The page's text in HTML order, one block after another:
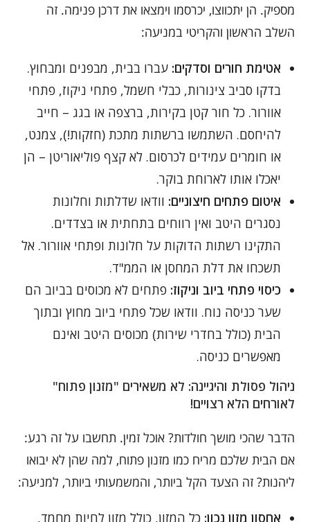
מספיק. הן יתכווצו, יכרסמו וימצאו את דרכן פנימה. זה
השלב הראשון והקריטי במניעה:
אטימת חורים וסדקים: עברו בבית, מבפנים ומבחוץ.
בדקו סביב צינורות, כבלי חשמל, פתחי ניקוז, פתחי
אוורור. כל חור קטן בקירות, ברצפה או בגג – חייב
להיחסם. השתמשו ברשתות מתכת (חזקות!), צמנט,
או חומרים עמידים לכרסום. לא קצף פוליאוריטן – הן
יאכלו אותו לארוחת בוקר.
איטום פתחים חיצוניים: וודאו שדלתות וחלונות
נסגרים היטב ואין רווחים בתחתית או בצדדים.
התקינו רשתות הדוקות על חלונות ופתחי אוורור. אל
תשכחו את דלת המחסן או הממ"ד.
כיסוי פתחי ביוב וניקוז: פתחים לא מכוסים בביוב הם
שער כניסה נוח. וודאו שכל פתחי ביוב מחוץ ובתוך
הבית (כולל בחדרי שירות) מכוסים היטב ואינם
מאפשרים כניסה.
ניהול פסולת והיגיינה: לא משאירים "מזנון פתוח"
לאורחים הלא רצויים!
הדבר שהכי מושך חולדות? אוכל זמין. תחשבו על זה רגע:
אם הבית שלכם מריח כמו מזנון פתוח, למה שהן לא יבואו
ליהנות? זה הצעד הקל ביותר, והמשמעותי ביותר, למניעה:
אחסון מזון נכון: כל המזון, כולל מזון לחיות מחמד,